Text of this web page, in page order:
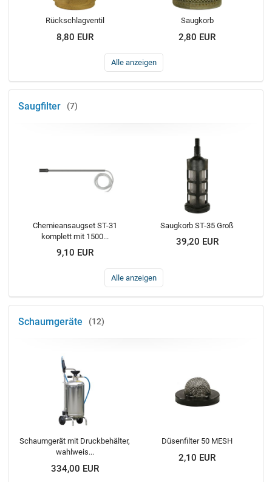
Rückschlagventil
8,80 EUR
Saugkorb
2,80 EUR
Alle anzeigen
Saugfilter 7
Chemieansaugset ST-31
komplett mit 1500...
9,10 EUR
Saugkorb ST-35 Groß
39,20 EUR
Alle anzeigen
Schaumgeräte 12
Schaumgerät mit Druckbehälter,
wahlweis...
334,00 EUR
Düsenfilter 50 MESH
2,10 EUR